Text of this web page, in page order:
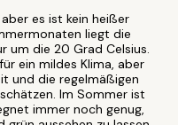
es ist kein heißer
liegt die
um die 20 Grad Celsius.
ein mildes Klima, aber
und die regelmäßigen
Im Sommer ist
immer noch genug,